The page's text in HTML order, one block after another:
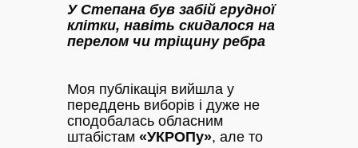
У Степана був забій грудної
клітки, навіть скидалося на
перелом чи тріщину ребра
Моя публікація вийшла у
переддень виборів і дуже не
сподобалась обласним
штабістам «УКРОПу», але то